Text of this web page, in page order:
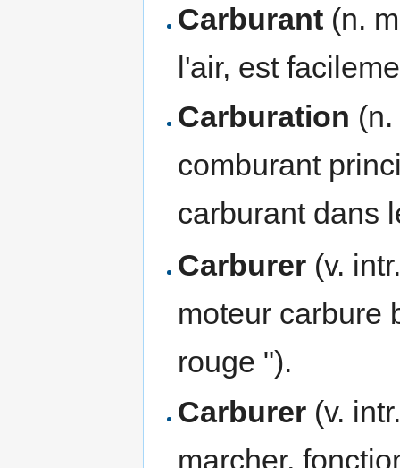
Carburant (n.
l'air, est
Carburation
comburant
carburant dans
Carburer (v.
moteur carbure
rouge ").
Carburer (v.
marcher,